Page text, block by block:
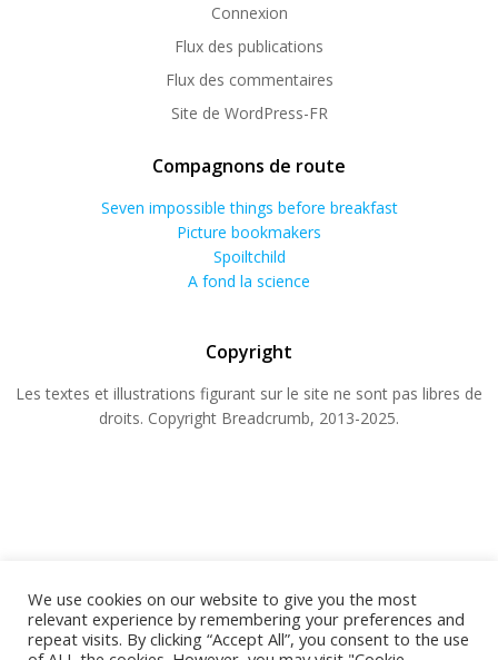
Connexion
Flux des publications
Flux des commentaires
Site de WordPress-FR
Compagnons de route
Seven impossible things before breakfast
Picture bookmakers
Spoiltchild
A fond la science
Copyright
Les textes et illustrations figurant sur le site ne sont pas libres de
droits. Copyright Breadcrumb, 2013-2025.
We use cookies on our website to give you the most
relevant experience by remembering your preferences and
repeat visits. By clicking “Accept All”, you consent to the use